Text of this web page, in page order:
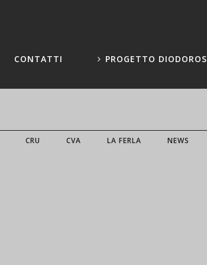
CONTATTI PROGETTO DIODOROS
CRU CVA LA FERLA NEWS